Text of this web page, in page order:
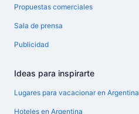
Propuestas comerciales
Sala de prensa
Publicidad
Ideas para inspirarte
Lugares para vacacionar en Argentina
Hoteles en Argentina